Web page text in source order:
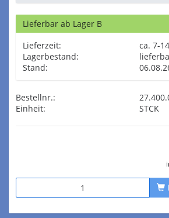
Lieferbar ab Lager B
Lieferzeit:
ca. 7-
Lagerbestand:
Stand:
Bestellnr.:
Einheit:
STCK